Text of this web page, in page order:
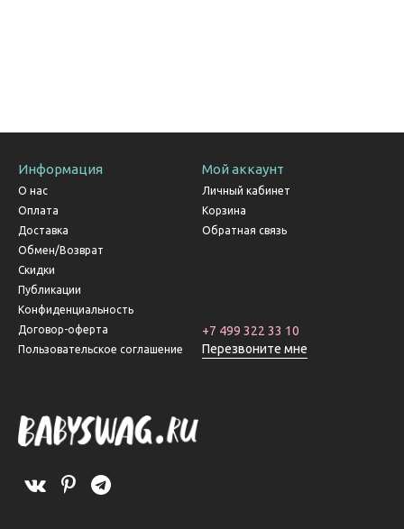
Информация
О нас
Оплата
Доставка
Обмен/Возврат
Скидки
Публикации
Конфиденциальность
Договор-оферта
Пользовательское соглашение
Мой аккаунт
Личный кабинет
Корзина
Обратная связь
+7 499 322 33 10
Перезвоните мне